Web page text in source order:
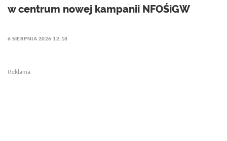
w centrum nowej kampanii NFOŚiGW
6 SIERPNIA 2026 12:18
Reklama